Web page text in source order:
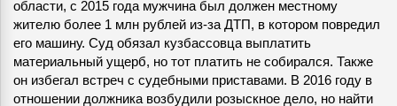
области, с 2015 года мужчина был должен местному
жителю более 1 млн рублей из-за ДТП, в котором повредил
его машину. Суд обязал кузбассовца выплатить
материальный ущерб, но тот платить не собирался. Также
он избегал встреч с судебными приставами. В 2016 году в
отношении должника возбудили розыскное дело, но найти